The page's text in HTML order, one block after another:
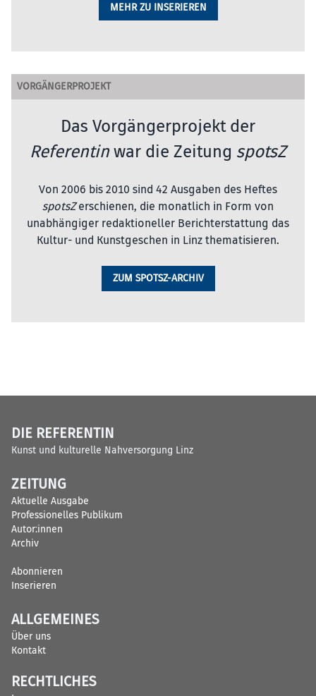
MEHR ZU INSERIEREN
VORGÄNGERPROJEKT
Das Vorgängerprojekt der
Referentinwar die Zeitung spotsZ
Von 2006 bis 2010 sind 42 Ausgaben des Heftes
spotsZerschienen, die monatlich in Form von
unabhängiger redaktioneller Berichterstattung das
Kultur- und Kunstgeschen in Linz thematisieren.
ZUM SPOTSZ-ARCHIV
DIE REFERENTIN
Kunst und kulturelle Nahversorgung Linz
ZEITUNG
Aktuelle Ausgabe
Professionelles Publikum
Autor:innen
Archiv
Abonnieren
Inserieren
ALLGEMEINES
Über uns
Kontakt
RECHTLICHES